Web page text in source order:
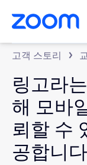
으로 건너뛰기
팅으로 건너뛰기
고객 스토리
링고라
해 모바
뢰할 수
공합니다